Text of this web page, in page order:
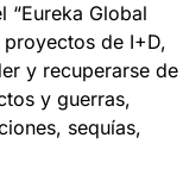
“Eureka Global
de I+D,
y recuperarse de
y guerras,
sequías,